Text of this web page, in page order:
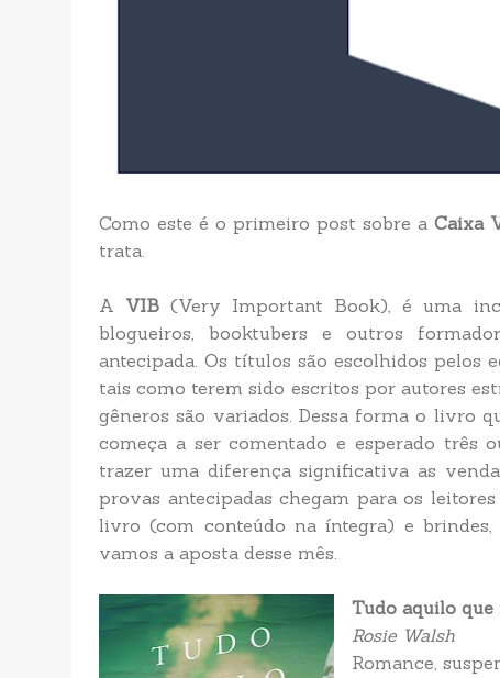
Como este é o primeiro post sobre a Caixa
trata.
A VIB (Very Important Book), é uma
blogueiros, booktubers e outros
antecipada. Os títulos são escolhidos pelos
tais como terem sido escritos por autores
gêneros são variados. Dessa forma o livro
começa a ser comentado e esperado três
trazer uma diferença significativa as
provas antecipadas chegam para os
livro (com conteúdo na íntegra) e
vamos a aposta desse mês.
Tudo aquilo que
Rosie Walsh
Romance,